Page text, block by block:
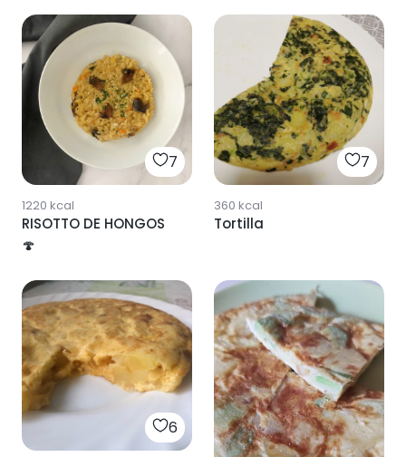
7
1220 kcal
RISOTTO DE HONGOS
🍄
7
360 kcal
Tortilla
6